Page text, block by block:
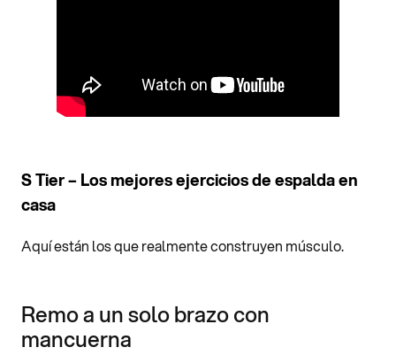
S Tier – Los mejores ejercicios de espalda en
casa
Aquí están los que realmente construyen músculo.
Remo a un solo brazo con
mancuerna